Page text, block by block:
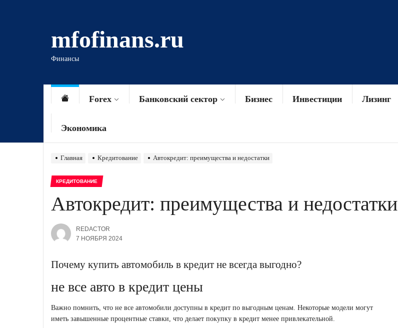
mfofinans.ru
Финансы
Forex Банковский сектор Бизнес Инвестиции Лизинг
Экономика
Главная Кредитование Автокредит: преимущества и недостатки
КРЕДИТОВАНИЕ
Автокредит: преимущества и недостатки
REDACTOR
7 НОЯБРЯ 2024
Почему купить автомобиль в кредит не всегда выгодно?
не все авто в кредит цены
Важно помнить, что не все автомобили доступны в кредит по выгодным ценам. Некоторые модели могут
иметь завышенные процентные ставки, что делает покупку в кредит менее привлекательной.